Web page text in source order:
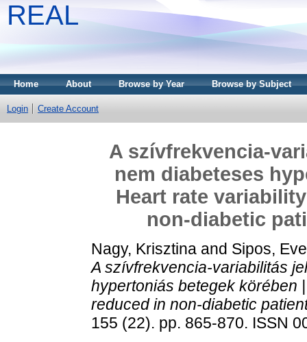
REAL
Home About Browse by Year Browse by Subject
Login Create Account
A szívfrekvencia-
nem diabeteses
Heart rate
non-diabetic
Nagy, Krisztina and Sipos,
A szívfrekvencia-variabilitás
hypertoniás betegek körében
reduced in non-diabetic
155 (22). pp. 865-870. ISSN